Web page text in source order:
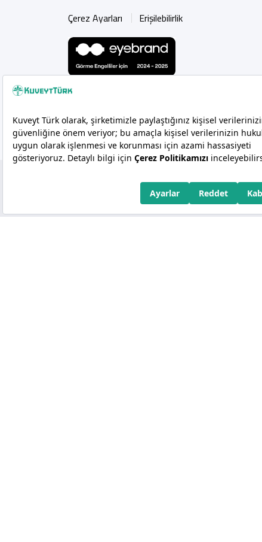
Çerez Ayarları Erişilebilirlik
Copyright 2026 Kuveyt Türk Katılım Bankası A.Ş.